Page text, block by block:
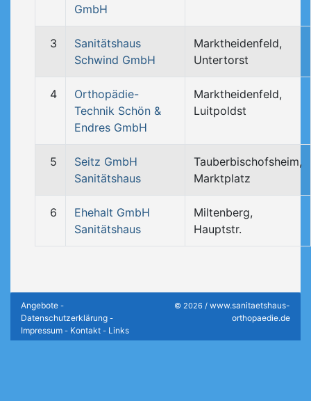
GmbH
3
Sanitätshaus
Schwind GmbH
Marktheidenfeld,
Untertorst
4
Orthopädie-
Technik Schön &
Endres GmbH
Marktheidenfeld,
Luitpoldst
5
Seitz GmbH
Sanitätshaus
Tauberbischofsheim,
Marktplatz
6
Ehehalt GmbH
Sanitätshaus
Miltenberg,
Hauptstr.
Angebote -
Datenschutzerklärung -
Impressum - Kontakt - Links
© 2026 / www.sanitaetshaus-
orthopaedie.de